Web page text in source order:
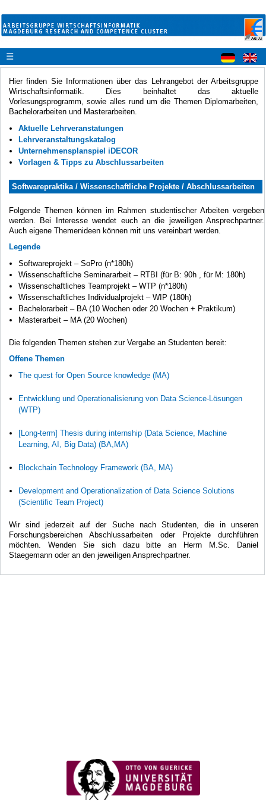
☰
Hier finden Sie Informationen über das Lehrangebot der Arbeitsgruppe
Wirtschaftsinformatik. Dies beinhaltet das aktuelle
Vorlesungsprogramm, sowie alles rund um die Themen Diplomarbeiten,
Bachelorarbeiten und Masterarbeiten.
Aktuelle Lehrveranstatungen
Lehrveranstaltungskatalog
Unternehmensplanspiel iDECOR
Vorlagen & Tipps zu Abschlussarbeiten
Softwarepraktika / Wissenschaftliche Projekte / Abschlussarbeiten
Folgende Themen können im Rahmen studentischer Arbeiten vergeben
werden. Bei Interesse wendet euch an die jeweiligen Ansprechpartner.
Auch eigene Themenideen können mit uns vereinbart werden.
Legende
Softwareprojekt – SoPro (n*180h)
Wissenschaftliche Seminararbeit – RTBI (für B: 90h , für M: 180h)
Wissenschaftliches Teamprojekt – WTP (n*180h)
Wissenschaftliches Individualprojekt – WIP (180h)
Bachelorarbeit – BA (10 Wochen oder 20 Wochen + Praktikum)
Masterarbeit – MA (20 Wochen)
Die folgenden Themen stehen zur Vergabe an Studenten bereit:
Offene Themen
The quest for Open Source knowledge (MA)
Entwicklung und Operationalisierung von Data Science-Lösungen
(WTP)
[Long-term] Thesis during internship (Data Science, Machine
Learning, AI, Big Data) (BA,MA)
Blockchain Technology Framework (BA, MA)
Development and Operationalization of Data Science Solutions
(Scientific Team Project)
Wir sind jederzeit auf der Suche nach Studenten, die in unseren
Forschungsbereichen Abschlussarbeiten oder Projekte durchführen
möchten. Wenden Sie sich dazu bitte an Herrn M.Sc. Daniel
Staegemann oder an den jeweiligen Ansprechpartner.